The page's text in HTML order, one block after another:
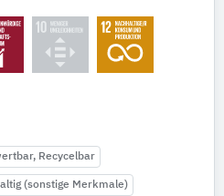
Recycelbar
(sonstige Merkmale)